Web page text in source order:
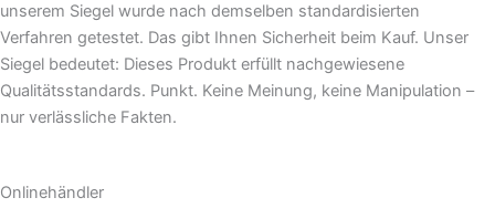
unserem Siegel wurde nach demselben standardisierten
Verfahren getestet. Das gibt Ihnen Sicherheit beim Kauf. Unser
Siegel bedeutet: Dieses Produkt erfüllt nachgewiesene
Qualitätsstandards. Punkt. Keine Meinung, keine Manipulation –
nur verlässliche Fakten.
Onlinehändler